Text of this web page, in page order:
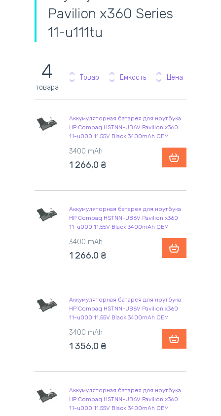
Pavilion x360 Series
11-u111tu
4
товара
Товар Емкость Цена
Аккумуляторная батарея для ноутбука
HP Compaq HSTNN-UB6V Pavilion x360
11-u000 11.55V Black 3400mAh OEM
3400 mAh
1 266,0 ₴
Аккумуляторная батарея для ноутбука
HP Compaq HSTNN-UB6V Pavilion x360
11-u000 11.55V Black 3400mAh OEM
3400 mAh
1 266,0 ₴
Аккумуляторная батарея для ноутбука
HP Compaq HSTNN-UB6V Pavilion x360
11-u000 11.55V Black 3400mAh OEM
3400 mAh
1 356,0 ₴
Аккумуляторная батарея для ноутбука
HP Compaq HSTNN-UB6V Pavilion x360
11-u000 11.55V Black 3400mAh OEM